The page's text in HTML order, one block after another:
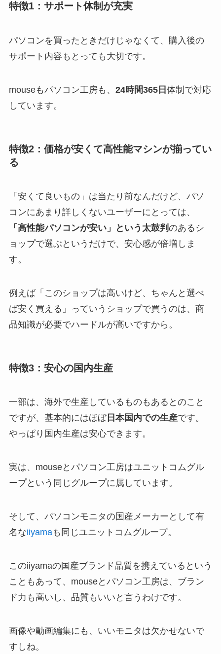
特徴1：サポート体制が充実
パソコンを買ったときだけじゃなくて、購入後の
サポート内容もとっても大切です。
mouseもパソコン工房も、 24時間365日 体制で対応
しています。
特徴2：価格が安くて高性能マシンが揃ってい
る
「安くて良いもの」は当たり前なんだけど、パソ
コンにあまり詳しくないユーザーにとっては、
「高性能パソコンが安い」という太鼓判 のあるシ
ョップで選ぶというだけで、安心感が倍増しま
す。
例えば「このショップは高いけど、ちゃんと選べ
ば安く買える」っていうショップで買うのは、商
品知識が必要でハードルが高いですから。
特徴3：安心の国内生産
一部は、海外で生産しているものもあるとのこと
ですが、基本的にはほぼ日本国内での生産です。
やっぱり国内生産は安心できます。
実は、mouseとパソコン工房はユニットコムグル
ープという同じグループに属しています。
そして、パソコンモニタの国産メーカーとして有
名なiiyamaも同じユニットコムグループ。
このiiyamaの国産ブランド品質を携えているという
こともあって、mouseとパソコン工房は、ブラン
ド力も高いし、品質もいいと言うわけです。
画像や動画編集にも、いいモニタは欠かせないで
すしね。